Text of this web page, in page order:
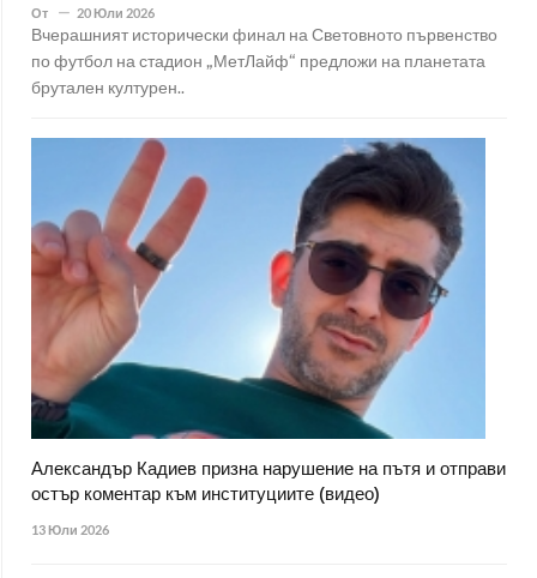
От 20 Юли 2026
Вчерашният исторически финал на Световното първенство
по футбол на стадион „МетЛайф“ предложи на планетата
брутален културен..
Александър Кадиев призна нарушение на пътя и отправи
остър коментар към институциите (видео)
13 Юли 2026